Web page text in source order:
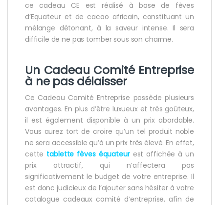
ce cadeau CE est réalisé à base de fèves
d’Equateur et de cacao africain, constituant un
mélange détonant, à la saveur intense. Il sera
difficile de ne pas tomber sous son charme.
Un Cadeau Comité Entreprise
à ne pas délaisser
Ce Cadeau Comité Entreprise possède plusieurs
avantages. En plus d’être luxueux et très goûteux,
il est également disponible à un prix abordable.
Vous aurez tort de croire qu’un tel produit noble
ne sera accessible qu’à un prix très élevé. En effet,
cette tablette fèves équateur est affichée à un
prix attractif, qui n’affectera pas
significativement le budget de votre entreprise. Il
est donc judicieux de l’ajouter sans hésiter à votre
catalogue cadeaux comité d’entreprise, afin de